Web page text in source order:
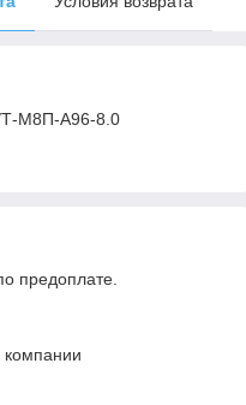
Т-М8П-А96-8.0
предоплате.
компании